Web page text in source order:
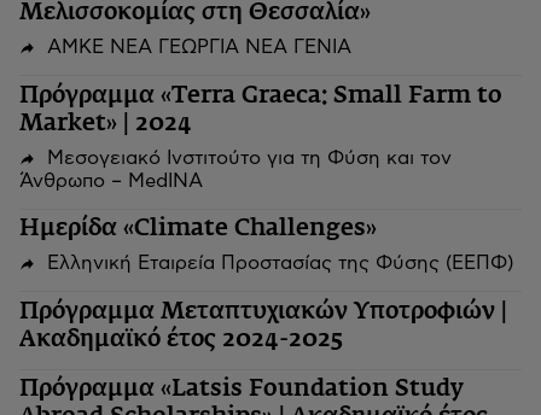
Μελισσοκομίας στη Θεσσαλία»
ΑΜΚΕ ΝΕΑ ΓΕΩΡΓΙΑ ΝΕΑ ΓΕΝΙΑ
Πρόγραμμα «Terra Graeca: Small Farm to
Market» | 2024
Μεσογειακό Ινστιτούτο για τη Φύση και τον
Άνθρωπο – MedINA
Ημερίδα «Climate Challenges»
Ελληνική Εταιρεία Προστασίας της Φύσης (ΕΕΠΦ)
Πρόγραμμα Μεταπτυχιακών Υποτροφιών |
Ακαδημαϊκό έτος 2024-2025
Πρόγραμμα «Latsis Foundation Study